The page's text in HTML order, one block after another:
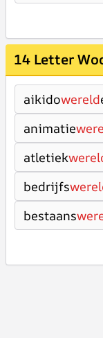
14 Letter
aikidowereld
animatie
atletiek
bedrijfs
bestaans